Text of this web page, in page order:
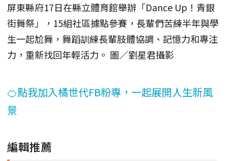
屏東縣府17日在縣立體育館舉辦「Dance Up！青銀
街舞祭」，15組社區據點參賽，長輩們苦練半年與學
生一起尬舞，舞蹈訓練長輩肢體協調、記憶力和專注
力，重新找回年輕活力。 圖／劉星君攝影
🍊點我加入橘世代FB粉專，一起展開人生新風
景
編輯推薦